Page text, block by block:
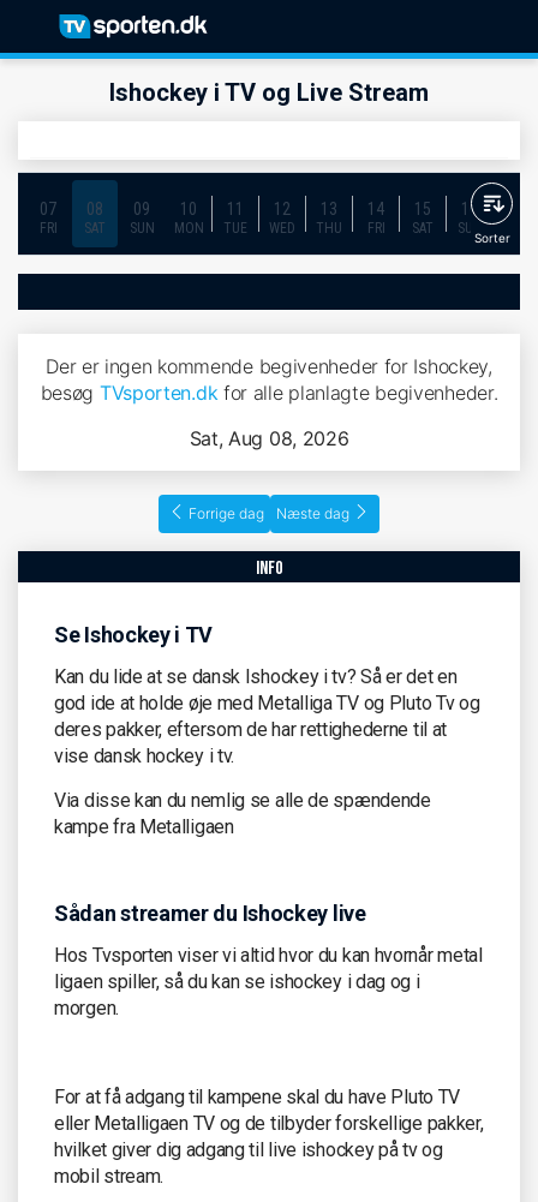
Ishockey i TV og Live Stream
07
FRI
08
SAT
09
SUN
10
MON
11
TUE
12
WED
13
THU
14
FRI
15
SAT
16
SUN
17
MON
Sorter
Der er ingen kommende begivenheder for Ishockey,
besøg TVsporten.dk for alle planlagte begivenheder.
Sat, Aug 08, 2026
Forrige dag Næste dag
info
Se Ishockey i TV
Kan du lide at se dansk Ishockey i tv? Så er det en
god ide at holde øje med Metalliga TV og Pluto Tv og
deres pakker, eftersom de har rettighederne til at
vise dansk hockey i tv.
Via disse kan du nemlig se alle de spændende
kampe fra Metalligaen
Sådan streamer du Ishockey live
Hos Tvsporten viser vi altid hvor du kan hvornår metal
ligaen spiller, så du kan se ishockey i dag og i
morgen.
For at få adgang til kampene skal du have Pluto TV
eller Metalligaen TV og de tilbyder forskellige pakker,
hvilket giver dig adgang til live ishockey på tv og
mobil stream.